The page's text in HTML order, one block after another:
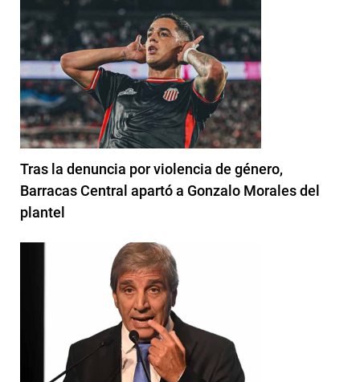
Tras la denuncia por violencia de género,
Barracas Central apartó a Gonzalo Morales del
plantel